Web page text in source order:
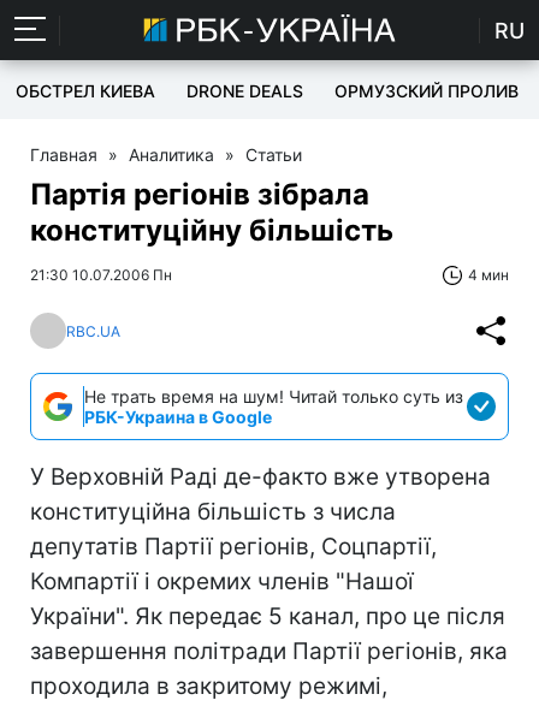
RU
ОБСТРЕЛ КИЕВА DRONE DEALS ОРМУЗСКИЙ ПРОЛИВ
Главная » Аналитика » Статьи
Партія регіонів зібрала
конституційну більшість
21:30 10.07.2006 Пн 4 мин
RBC.UA
Не трать время на шум! Читай только суть из
РБК-Украина в Google
У Верховній Раді де-факто вже утворена
конституційна більшість з числа
депутатів Партії регіонів, Соцпартії,
Компартії і окремих членів "Нашої
України". Як передає 5 канал, про це після
завершення політради Партії регіонів, яка
проходила в закритому режимі,